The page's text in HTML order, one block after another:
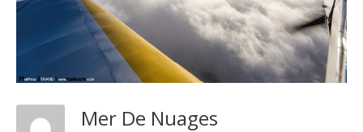
Mer De Nuages